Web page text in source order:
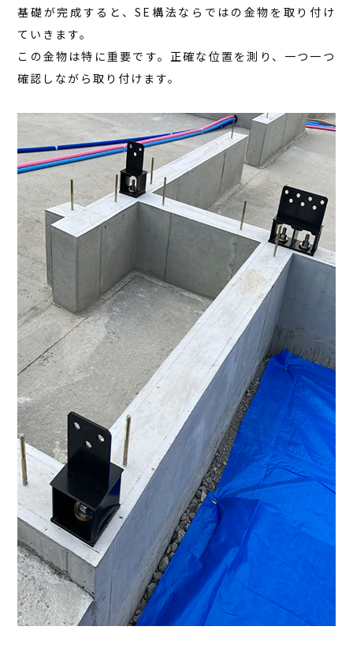
基礎が完成すると、SE構法ならではの金物を取り付け
ていきます。
この金物は特に重要です。正確な位置を測り、一つ一つ
確認しながら取り付けます。